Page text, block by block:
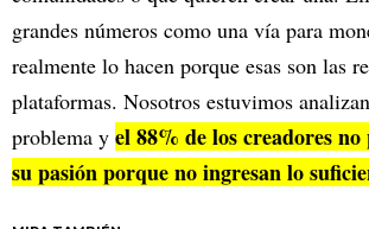
grandes números como una vía para
realmente lo hacen porque esas son las
plataformas. Nosotros estuvimos
problema y el 88% de los creadores
su pasión porque no ingresan lo